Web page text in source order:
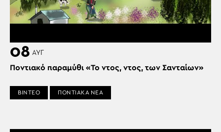
08 ΑΥΓ
Ποντιακό παραμύθι «Το ντος, ντος, των Σανταίων»
ΒΙΝΤΕΟ ΠΟΝΤΙΑΚΑ ΝΕΑ